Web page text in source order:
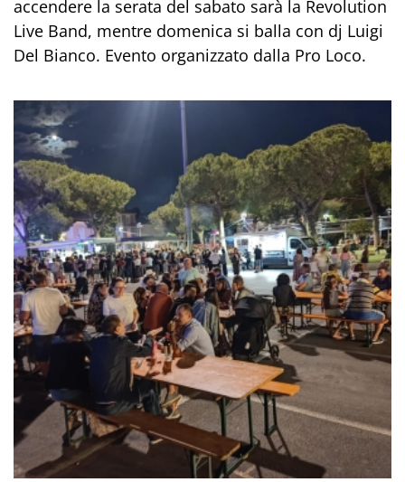
accendere la serata del sabato sarà la Revolution
Live Band, mentre domenica si balla con dj Luigi
Del Bianco. Evento organizzato dalla Pro Loco.